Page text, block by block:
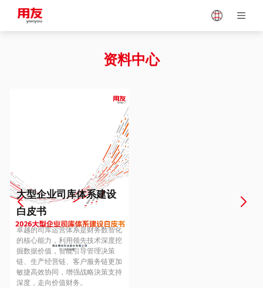
Vietnam
Europe
Hungary
Hong Kong
资料中心
大型企业司库体系建设
白皮书
卓越的司库运营体系是财务数智化
的核心能力，利用领先技术深度挖
掘数据价值，智能引导管理决策
链、生产经营链、客户服务链更加
敏捷高效协同，增强战略決策支持
深度，走向价值财务。